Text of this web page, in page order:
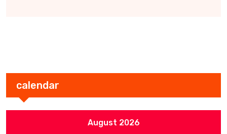
calendar
August 2026